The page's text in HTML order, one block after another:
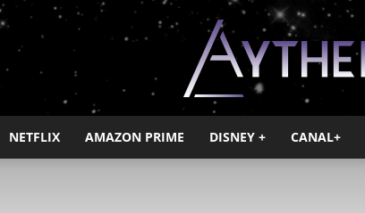
Ayther
NETFLIX AMAZON PRIME DISNEY + CANAL+